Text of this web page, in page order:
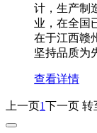
计，生产制
业，在全国
在于江西赣
坚持品质为
查看详情
上一页1下一页 转